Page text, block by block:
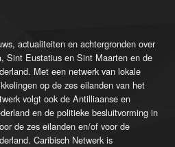
actualiteiten en achtergronden over
Sint Eustatius en Sint Maarten en de
Met een netwerk van lokale
op de zes eilanden van het
volgt ook de Antilliaanse en
en de politieke besluitvorming in
de zes eilanden en/of voor de
Caribisch Netwerk is